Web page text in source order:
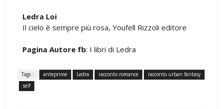
Ledra Loi
Il cielo è sempre più rosa, Youfell Rizzoli editore
Pagina Autore fb: I libri di Ledra
Tags : anteprime Ledra racconto romance
racconto urban fantasy
self